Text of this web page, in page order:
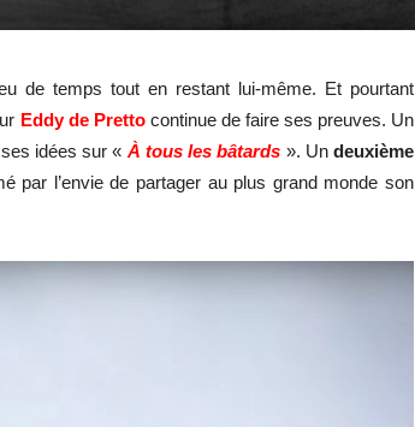
de temps tout en restant lui-même. Et pourtant
Eddy de Pretto continue de faire ses preuves. Un
idées sur « À tous les bâtards ». Undeuxième
par l’envie de partager au plus grand monde son